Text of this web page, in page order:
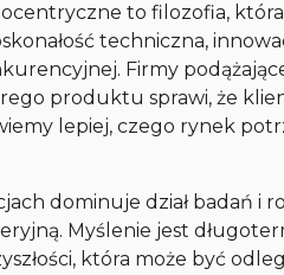
to filozofia,
techniczna,
Firmy
produktu sprawi, że
lepiej, czego rynek
dominuje dział badań
Myślenie jest
która może być